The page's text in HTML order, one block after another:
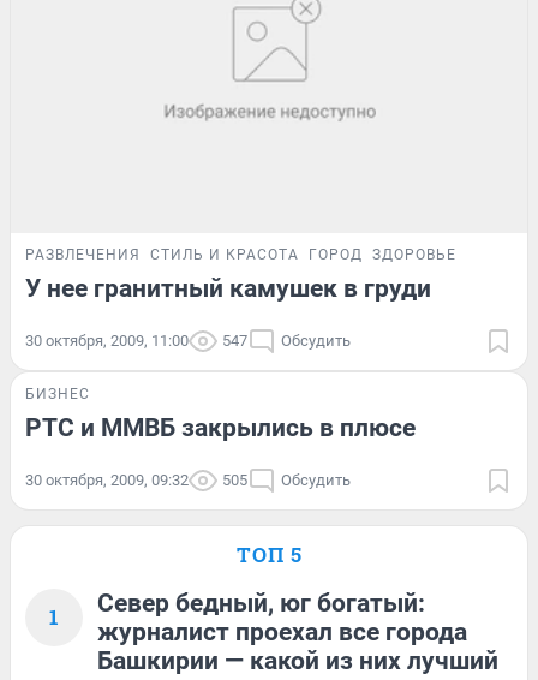
РАЗВЛЕЧЕНИЯ СТИЛЬ И КРАСОТА ГОРОД ЗДОРОВЬЕ
У нее гранитный камушек в груди
30 октября, 2009, 11:00 547 Обсудить
БИЗНЕС
РТС и ММВБ закрылись в плюсе
30 октября, 2009, 09:32 505 Обсудить
ТОП 5
1
Север бедный, юг богатый:
журналист проехал все города
Башкирии — какой из них лучший